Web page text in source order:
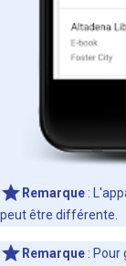
Remarque :
peut être différente.
Remarque : Pour